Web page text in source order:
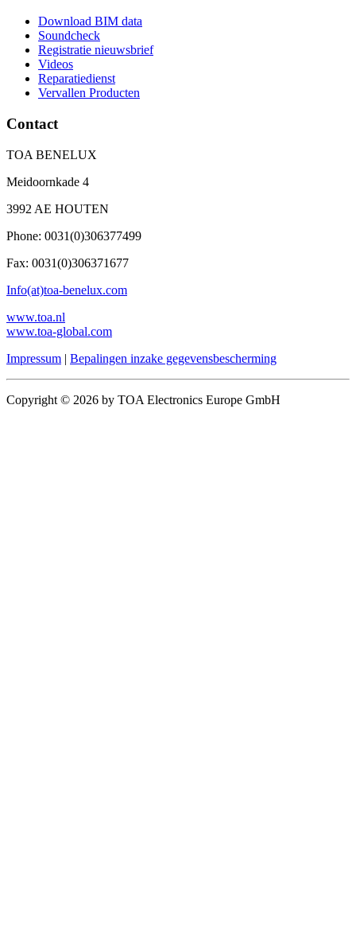
Download BIM data
Soundcheck
Registratie nieuwsbrief
Videos
Reparatiedienst
Vervallen Producten
Contact
TOA BENELUX
Meidoornkade 4
3992 AE HOUTEN
Phone: 0031(0)306377499
Fax: 0031(0)306371677
Info(at)toa-benelux.com
www.toa.nl
www.toa-global.com
Impressum | Bepalingen inzake gegevensbescherming
Copyright © 2026 by TOA Electronics Europe GmbH